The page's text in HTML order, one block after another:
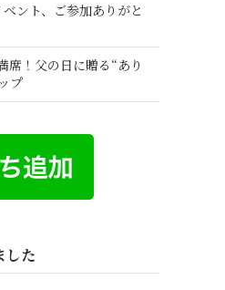
ント、ご参加ありがと
席！父の日に贈る“あり
プ
した